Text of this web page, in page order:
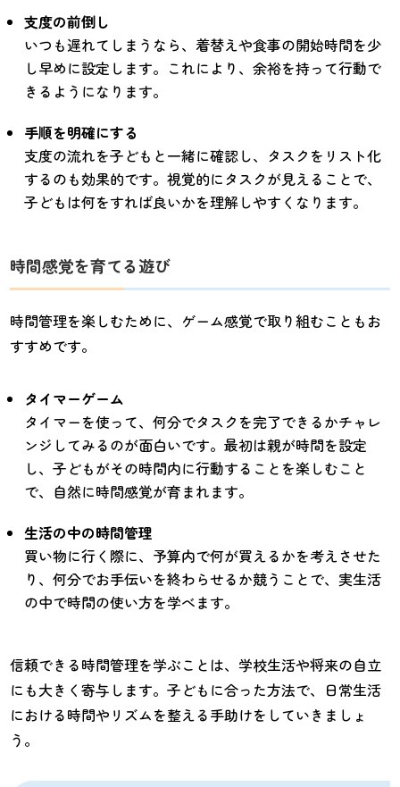
支度の前倒し
いつも遅れてしまうなら、着替えや食事の開始時間を少
し早めに設定します。これにより、余裕を持って行動で
きるようになります。
手順を明確にする
支度の流れを子どもと一緒に確認し、タスクをリスト化
するのも効果的です。視覚的にタスクが見えることで、
子どもは何をすれば良いかを理解しやすくなります。
時間感覚を育てる遊び
時間管理を楽しむために、ゲーム感覚で取り組むこともお
すすめです。
タイマーゲーム
タイマーを使って、何分でタスクを完了できるかチャレ
ンジしてみるのが面白いです。最初は親が時間を設定
し、子どもがその時間内に行動することを楽しむこと
で、自然に時間感覚が育まれます。
生活の中の時間管理
買い物に行く際に、予算内で何が買えるかを考えさせた
り、何分でお手伝いを終わらせるか競うことで、実生活
の中で時間の使い方を学べます。
信頼できる時間管理を学ぶことは、学校生活や将来の自立
にも大きく寄与します。子どもに合った方法で、日常生活
における時間やリズムを整える手助けをしていきましょ
う。